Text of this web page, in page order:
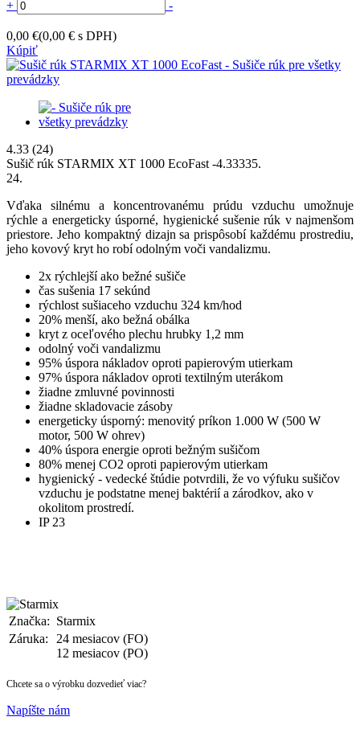
+ -
0,00 €(0,00 € s DPH)
Kúpiť
4.33 (24)
Sušič rúk STARMIX XT 1000 EcoFast -4.33335.
24.
Vďaka silnému a koncentrovanému prúdu vzduchu umožnuje
rýchle a energeticky úsporné, hygienické sušenie rúk v najmenšom
priestore. Jeho kompaktný dizajn sa prispôsobí každému prostrediu,
jeho kovový kryt ho robí odolným voči vandalizmu.
2x rýchlejší ako bežné sušiče
čas sušenia 17 sekúnd
rýchlost sušiaceho vzduchu 324 km/hod
20% menší, ako bežná obálka
kryt z oceľového plechu hrubky 1,2 mm
odolný voči vandalizmu
95% úspora nákladov oproti papierovým utierkam
97% úspora nákladov oproti textilným uterákom
žiadne zmluvné povinnosti
žiadne skladovacie zásoby
energeticky úsporný: menovitý príkon 1.000 W (500 W
motor, 500 W ohrev)
40% úspora energie oproti bežným sušičom
80% menej CO2 oproti papierovým utierkam
hygienický - vedecké štúdie potvrdili, že vo výfuku sušičov
vzduchu je podstatne menej baktérií a zárodkov, ako v
okolitom prostredí.
IP 23
Značka: Starmix
Záruka:
24 mesiacov (FO)
12 mesiacov (PO)
Chcete sa o výrobku dozvedieť viac?
Napíšte nám